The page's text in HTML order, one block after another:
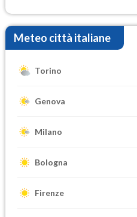
Meteo città italiane
Torino
Genova
Milano
Bologna
Firenze